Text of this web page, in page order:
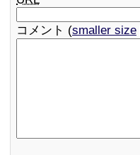
コメント (smaller size